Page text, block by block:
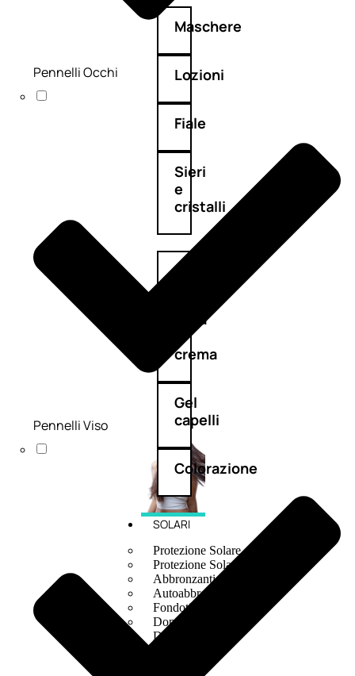
Maschere
Lozioni
Fiale
Sieri
e
cristalli
Spray
Cera
crema
Gel
capelli
Colorazione
SOLARI
Protezione Solare
Protezione Solare Capelli
Abbronzanti
Autoabbronzanti
Fondotinta Solare
Doposole
Docce Doposole
Pennelli Occhi
Pennelli Viso